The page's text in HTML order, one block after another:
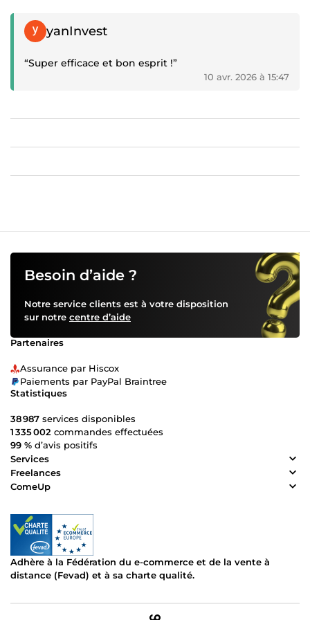
Témoignage positif
yanInvest
“Super efficace et bon esprit !”
10 avr. 2026 à 15:47
Besoin d’aide ?
Notre service clients est à votre disposition
sur notre centre d’aide
Partenaires
Assurance par Hiscox
Paiements par PayPal Braintree
Statistiques
38 987 services disponibles
1 335 002 commandes effectuées
99 % d’avis positifs
Services
Freelances
ComeUp
Adhère à la Fédération du e-commerce et de la vente à
distance (Fevad) et à sa charte qualité.